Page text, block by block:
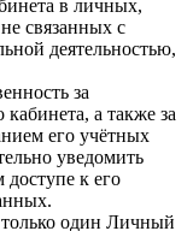
в личных,
связанных с
деятельностью,
за
а также за
его учётных
уведомить
к его
один Личный